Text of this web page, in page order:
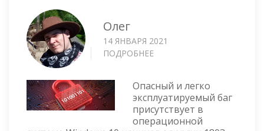
Олег
14 ЯНВАРЯ 2021
ПОДРОБНЕЕ
УЯЗВИМОСТЬ
В
WINDOWS
10
Опасный и легко
эксплуатируемый баг
присутствует в
операционной